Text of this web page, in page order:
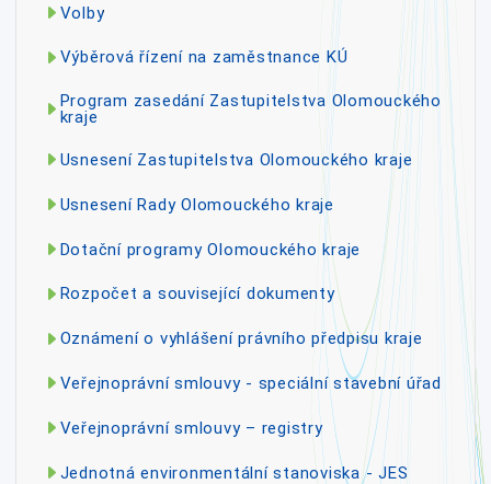
Volby
Výběrová řízení na zaměstnance KÚ
Program zasedání Zastupitelstva Olomouckého
kraje
Usnesení Zastupitelstva Olomouckého kraje
Usnesení Rady Olomouckého kraje
Dotační programy Olomouckého kraje
Rozpočet a související dokumenty
Oznámení o vyhlášení právního předpisu kraje
Veřejnoprávní smlouvy - speciální stavební úřad
Veřejnoprávní smlouvy – registry
Jednotná environmentální stanoviska - JES